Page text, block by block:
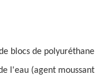
blocs de polyuréthane
l'eau (agent moussant